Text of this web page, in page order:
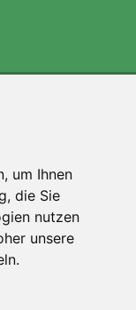
um Ihnen
die Sie
nutzen
unsere
Mehr